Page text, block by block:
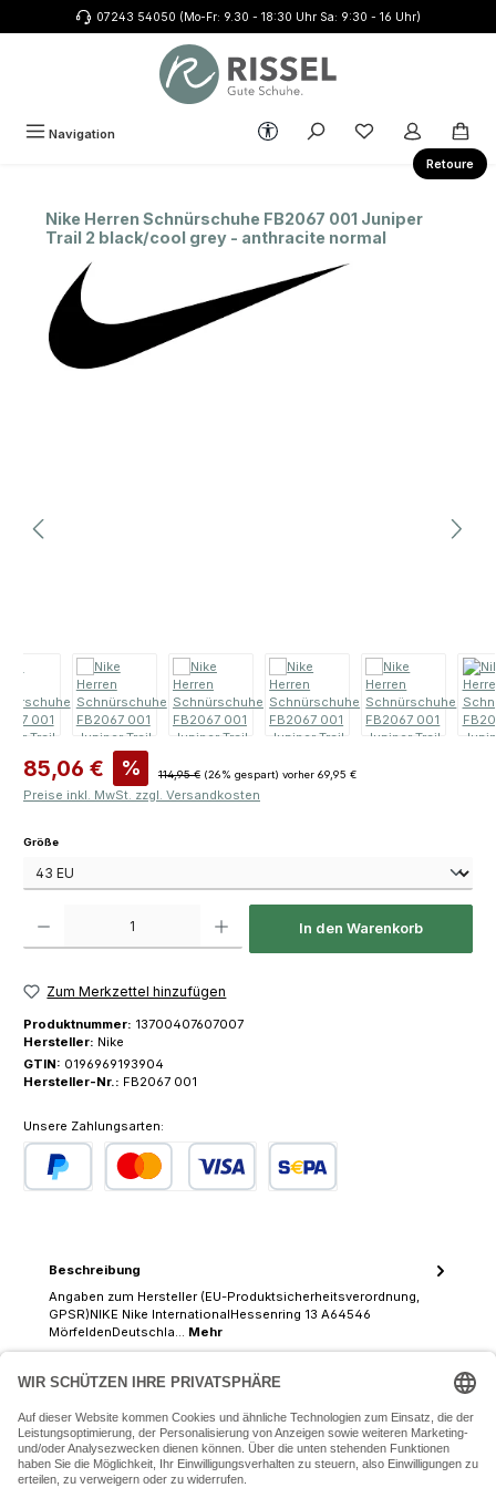
Zum Hauptinhalt springen07243 54050 (Mo-Fr: 9.30 - 18:30 Uhr Sa: 9:30 - 16 Uhr)
Retoure
Navigation Werkzeugleiste anzeigen
Du hast 0
Nike Herren Schnürschuhe FB2067 001 Juniper
Trail 2 black/cool grey - anthracite normal
Verkaufspreis:
85,06 € % Regulärer Preis:
114,95 € (26% gespart) vorher 69,95 €
Preise inkl. MwSt. zzgl. Versandkosten
Größeauswählen
In den Warenkorb
Zum Merkzettel hinzufügen
Produktnummer: 13700407607007
Hersteller: Nike
GTIN: 0196969193904
Hersteller-Nr.: FB2067 001
Unsere Zahlungsarten:
Beschreibung
Angaben zum Hersteller (EU-Produktsicherheitsverordnung,
GPSR)NIKE Nike InternationalHessenring 13 A64546
MörfeldenDeutschla… Mehr
07243 54050 (Mo-Fr: 9.30 - 18:30 Uhr Sa: 9:30 - 16 Uhr)
SERVICE-HOTLINE